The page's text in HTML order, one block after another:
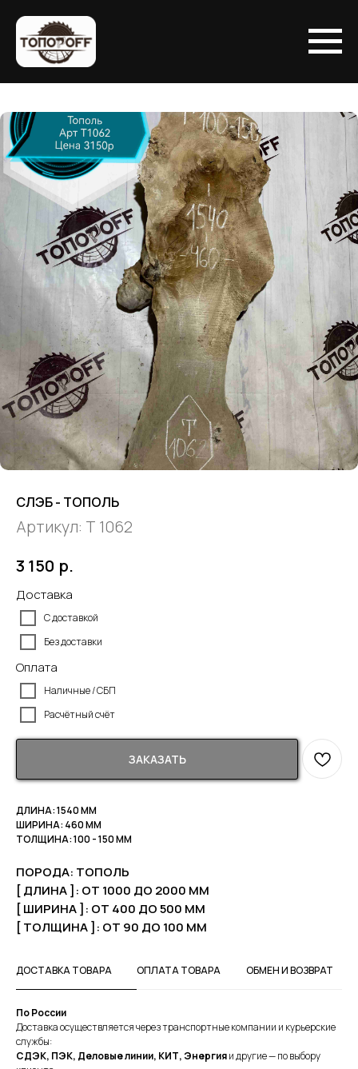
СЛЭБ - ТОПОЛЬ
Артикул: Т 1062
3 150 р.
Доставка
С доставкой
Без доставки
Оплата
Наличные / СБП
Расчётный счёт
ЗАКАЗАТЬ
ДЛИНА: 1540 ММ
ШИРИНА: 460 ММ
ТОЛЩИНА: 100 - 150 ММ
ПОРОДА: ТОПОЛЬ
[ ДЛИНА ]: ОТ 1000 ДО 2000 ММ
[ ШИРИНА ]: ОТ 400 ДО 500 ММ
[ ТОЛЩИНА ]: ОТ 90 ДО 100 ММ
ДОСТАВКА ТОВАРА ОПЛАТА ТОВАРА ОБМЕН И ВОЗВРАТ
По России
Доставка осуществляется через транспортные компании и курьерские
службы:
СДЭК, ПЭК, Деловые линии, КИТ, Энергияи другие — по выбору